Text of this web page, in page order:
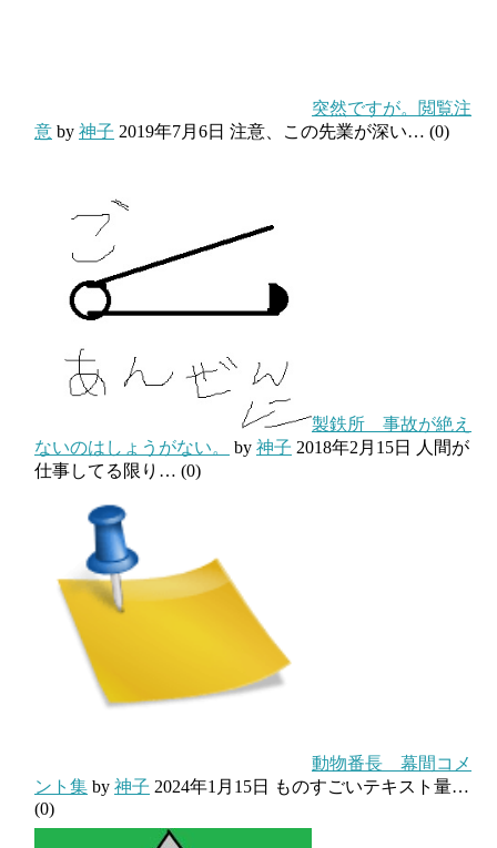
突然ですが。閲覧注
意 by 神子 2019年7月6日 注意、この先業が深い… (0)
製鉄所 事故が絶え
ないのはしょうがない。
by 神子 2018年2月15日
人間が
仕事してる限り… (0)
動物番長 幕間コメ
ント集 by 神子 2024年1月15日
ものすごいテキスト量…
(0)